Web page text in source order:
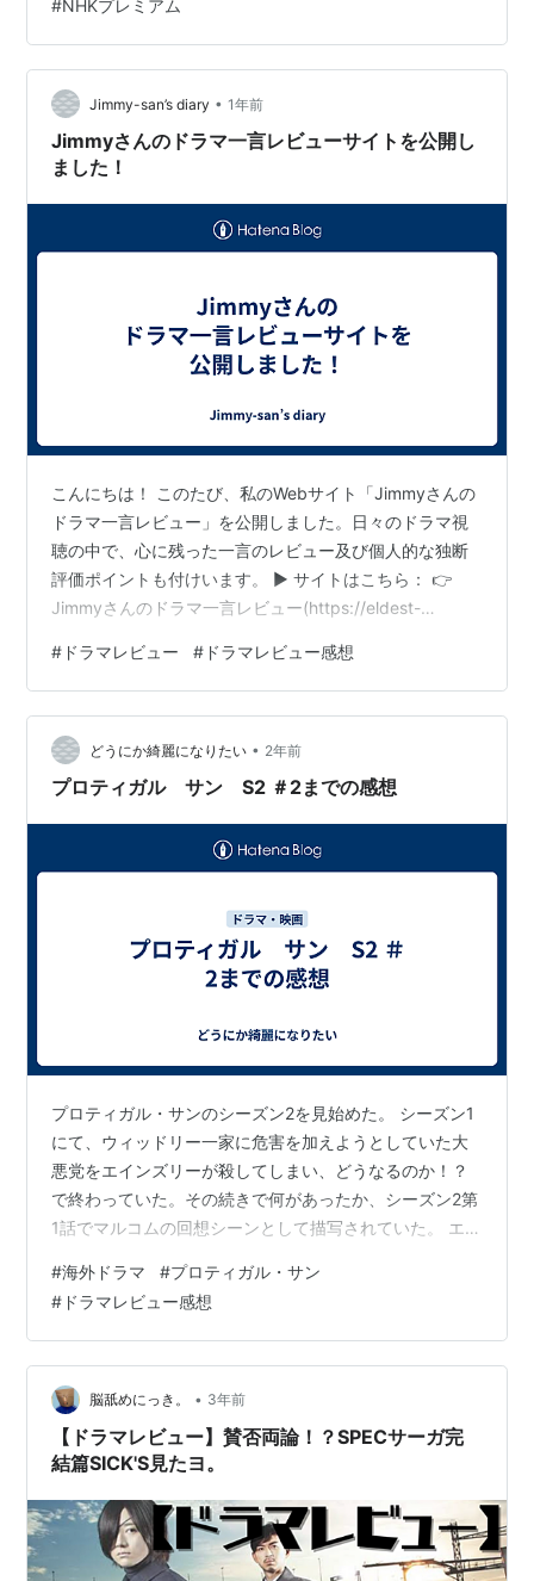
👏 時代劇って難しい印象がありますが、この作品は展開
がテンポよくて、イ・グム（チョン・イル）の人柄にグ
ッと引き込まれました。 作品情報 放送 2019年 / SBS・
月火 / 全48話 演…
#NHKプレミアム
Jimmy-san’s diary • 1年前
Jimmyさんのドラマ一言レビューサイトを公開し
ました！
こんにちは！ このたび、私のWebサイト「Jimmyさんの
ドラマ一言レビュー」を公開しました。日々のドラマ視
聴の中で、心に残った一言のレビュー及び個人的な独断
評価ポイントも付けいます。 ▶ サイトはこちら： 👉
Jimmyさんのドラマ一言レビュー(https://eldest-
で、ぜひご覧ください！
# ドラマレビュー # ドラマレビュー感想
どうにか綺麗になりたい • 2年前
プロティガル サン S2 ＃2までの感想
プロティガル・サンのシーズン2を見始めた。 シーズン1
にて、ウィッドリー一家に危害を加えようとしていた大
悪党をエインズリーが殺してしまい、どうなるのか！？
で終わっていた。その続きで何があったか、シーズン2第
1話でマルコムの回想シーンとして描写されていた。 エイ
に、マルコムが「自分が殺した」と嘘をついて死体を処
理したそうな。 その死体の処理のために父マーティンの
アドバイスを求めていた。 あれだけシリアルキラーとし
ての父を否定し、自分は父とは違うと言っていたのに、
困ったら結局父親の経験（死体処理の！）を利用するの
か、、、。都合良いなマルコム、、、。…
#海外ドラマ #プロティガル・サン
# ドラマレビュー感想
脳舐めにっき。 • 3年前
【ドラマレビュー】賛否両論！？SPECサーガ完
結篇SICK'S見たヨ。